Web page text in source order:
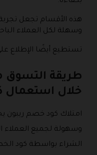
هذه الأقسام تجعل
وسهلة لكل العملاء
تستطيع أيضًا الإطلاع
طريقة التسوق
خلال استعمال
امتلاك كود خصم ريبون
وسهولة لجميع العملاء
الشراء بواسطة كود